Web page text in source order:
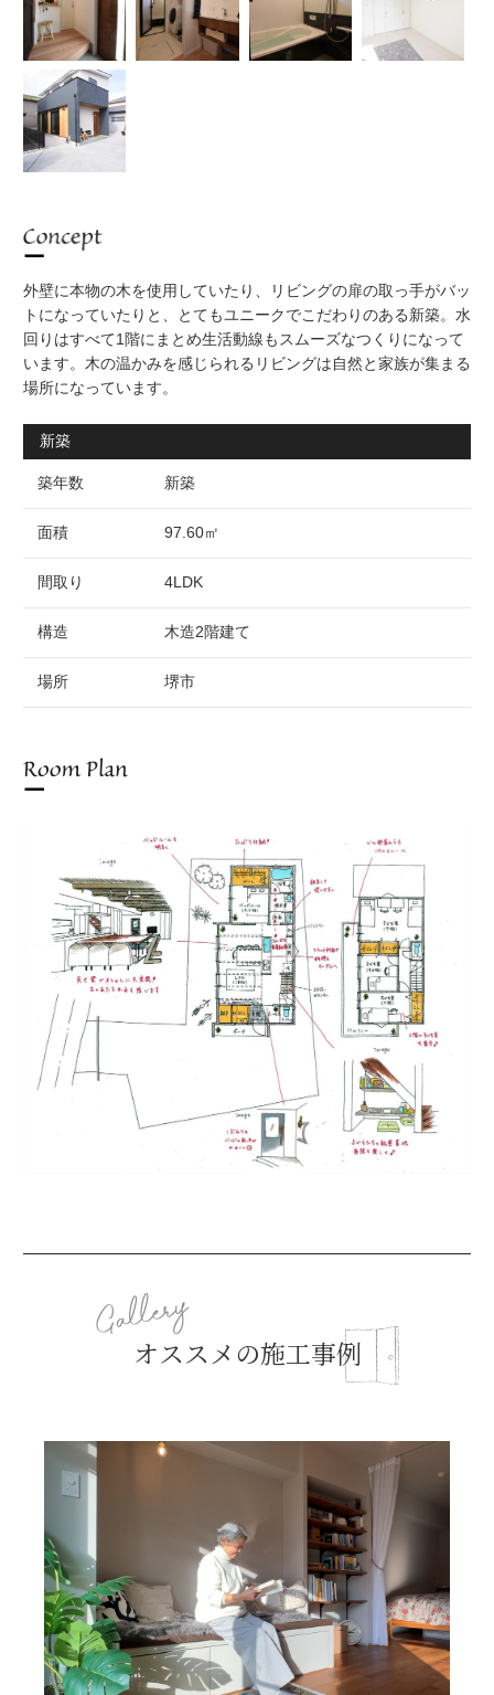
外壁に本物の木を使用していたり、リビングの扉の取っ手がバッ
トになっていたりと、とてもユニークでこだわりのある新築。水
回りはすべて1階にまとめ生活動線もスムーズなつくりになって
います。木の温かみを感じられるリビングは自然と家族が集まる
場所になっています。
新築
築年数 新築
面積 97.60㎡
間取り 4LDK
構造 木造2階建て
場所 堺市
オススメの施工事例